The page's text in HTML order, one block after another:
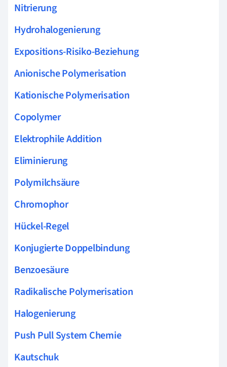
Nitrierung
Hydrohalogenierung
Expositions-Risiko-Beziehung
Anionische Polymerisation
Kationische Polymerisation
Copolymer
Elektrophile Addition
Eliminierung
Polymilchsäure
Chromophor
Hückel-Regel
Konjugierte Doppelbindung
Benzoesäure
Radikalische Polymerisation
Halogenierung
Push Pull System Chemie
Kautschuk